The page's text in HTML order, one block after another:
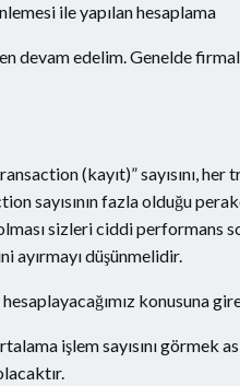
ile yapılan hesaplama
devam edelim. Genelde
(kayıt)” sayısını, her
sayısının fazla olduğu
sizleri ciddi performans
ayırmayı düşünmelidir.
konusuna
işlem sayısını görmek